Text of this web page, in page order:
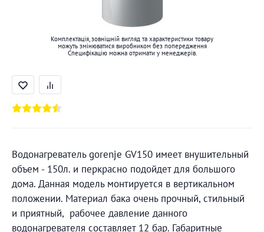
Комплектація, зовнішній вигляд та характеристики товару
можуть змінюватися виробником без попередження
Специфікацію можна отримати у менеджерів.
Водонагреватель gorenje GV150 имеет внушительный
объем - 150л. и перкрасно подойдет для большого
дома. Данная модель монтируется в вертикальном
положении. Материал бака очень прочный, стильный
и приятный, рабочее давление данного
водонагревателя составляет 12 бар. Габаритные